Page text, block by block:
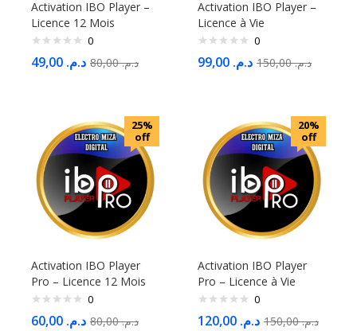
Activation IBO Player –
Licence 12 Mois
0
د.م. د.م.80,00
Activation IBO Player –
Licence à Vie
0
د.م. د.م.150,00
25%
off
Activation IBO Player
Pro – Licence 12 Mois
0
د.م. د.م.80,00
20%
off
Activation IBO Player
Pro – Licence à Vie
0
د.م. د.م.150,00